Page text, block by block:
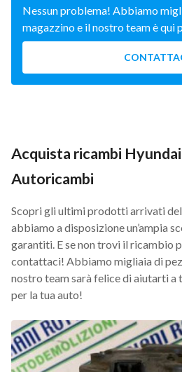
Nessun problema! Abbiamo
magazzino e il nostro team è qui
Acquista ricambi
Autoricambi
Scopri gli ultimi prodotti arrivati
abbiamo a disposizione un’ampia
garantiti. E se non trovi il ricambio
contattaci! Abbiamo migliaia di
nostro team sarà felice di aiutarti a
per la tua auto!